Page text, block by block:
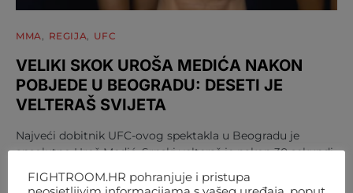
MMA REGIJA UFC
VELIKI SKOK UROŠA MEDIĆA NAKON
POBJEDE U BEOGRADU: DESETI JE
VELTERAŠ SVIJETA
Najveći dobitnik UFC-ovog spektakla u Beogradu je
apsolutno Uroš Medić. Srpski velteraš je nakon 30 sekundi
FIGHTROOM.HR pohranjuje i pristupa